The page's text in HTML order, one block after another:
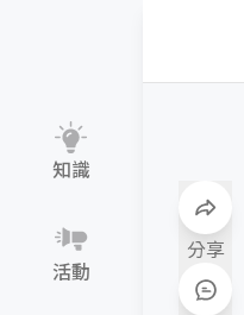
知識
活動
分享